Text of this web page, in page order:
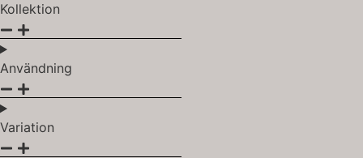
Kollektion
Användning
Variation